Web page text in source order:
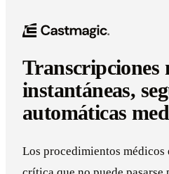
Transcripciones
instantáneas,
automáticas
Los procedimientos